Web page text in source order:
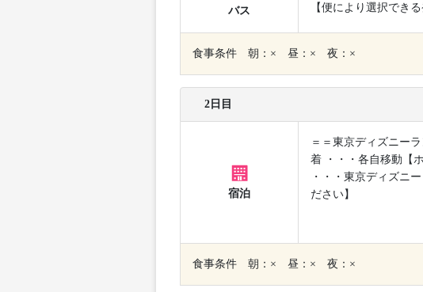
バス
【便により選択でき
食事条件 朝：× 昼：× 夜：×
2日目
宿泊
＝＝東京ディズニー
着 ・・・各自移動【
・・・東京ディズニ
ださい】
食事条件 朝：× 昼：× 夜：×